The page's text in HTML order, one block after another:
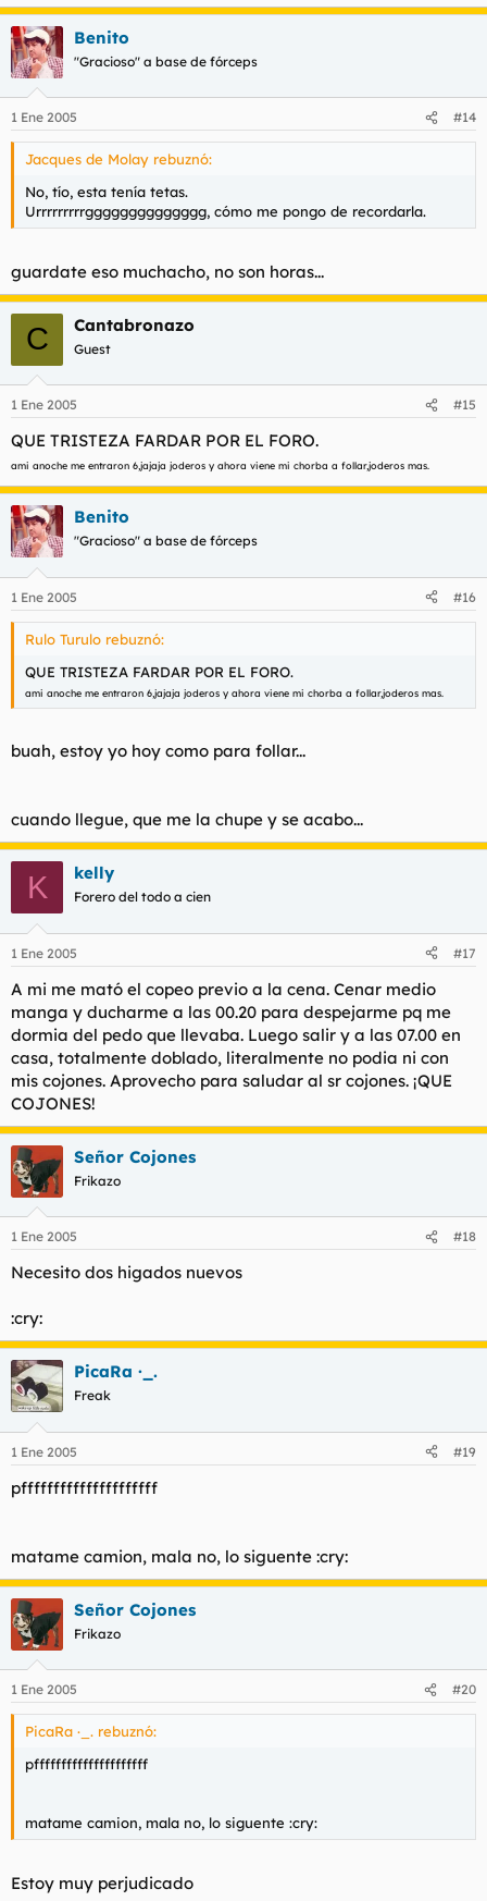
Benito
"Gracioso" a base de fórceps
1 Ene 2005 #14
Jacques de Molay rebuznó:
No, tío, esta tenía tetas.
Urrrrrrrrrgggggggggggggg, cómo me pongo de recordarla.
guardate eso muchacho, no son horas...
C Cantabronazo
Guest
1 Ene 2005 #15
QUE TRISTEZA FARDAR POR EL FORO.
ami anoche me entraron 6,jajaja joderos y ahora viene mi chorba a follar,joderos mas.
Benito
"Gracioso" a base de fórceps
1 Ene 2005 #16
Rulo Turulo rebuznó:
QUE TRISTEZA FARDAR POR EL FORO.
ami anoche me entraron 6,jajaja joderos y ahora viene mi chorba a follar,joderos mas.
buah, estoy yo hoy como para follar...
cuando llegue, que me la chupe y se acabo...
K kelly
Forero del todo a cien
1 Ene 2005 #17
A mi me mató el copeo previo a la cena. Cenar medio
manga y ducharme a las 00.20 para despejarme pq me
dormia del pedo que llevaba. Luego salir y a las 07.00 en
casa, totalmente doblado, literalmente no podia ni con
mis cojones. Aprovecho para saludar al sr cojones. ¡QUE
COJONES!
Señor Cojones
Frikazo
1 Ene 2005 #18
Necesito dos higados nuevos
:cry:
PicaRa ·_.
Freak
1 Ene 2005 #19
pfffffffffffffffffffff
matame camion, mala no, lo siguente :cry:
Señor Cojones
Frikazo
1 Ene 2005 #20
PicaRa ·_. rebuznó:
pfffffffffffffffffffff
matame camion, mala no, lo siguente :cry:
Estoy muy perjudicado